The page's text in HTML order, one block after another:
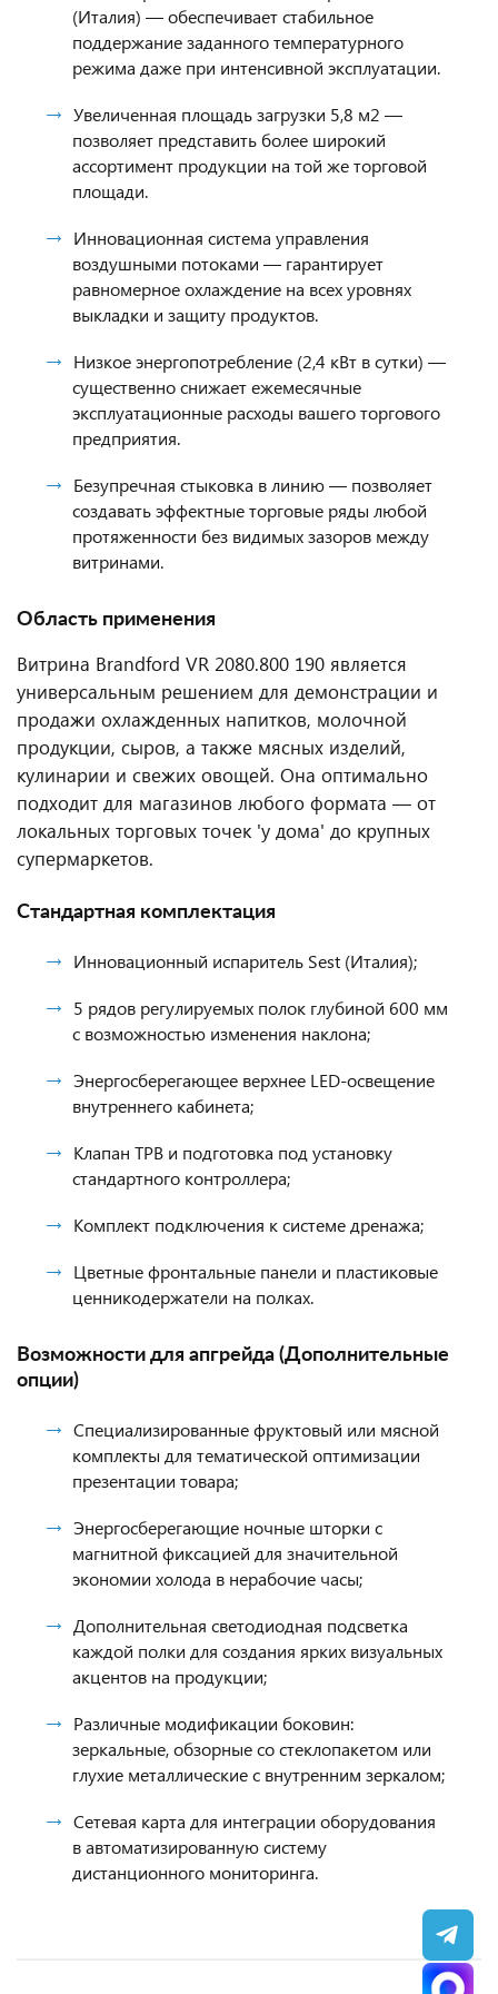
(Италия) — обеспечивает стабильное
поддержание заданного температурного
режима даже при интенсивной эксплуатации.
Увеличенная площадь загрузки 5,8 м2 —
позволяет представить более широкий
ассортимент продукции на той же торговой
площади.
Инновационная система управления
воздушными потоками — гарантирует
равномерное охлаждение на всех уровнях
выкладки и защиту продуктов.
Низкое энергопотребление (2,4 кВт в сутки) —
существенно снижает ежемесячные
эксплуатационные расходы вашего торгового
предприятия.
Безупречная стыковка в линию — позволяет
создавать эффектные торговые ряды любой
протяженности без видимых зазоров между
витринами.
Область применения
Витрина Brandford VR 2080.800 190 является
универсальным решением для демонстрации и
продажи охлажденных напитков, молочной
продукции, сыров, а также мясных изделий,
кулинарии и свежих овощей. Она оптимально
подходит для магазинов любого формата — от
локальных торговых точек 'у дома' до крупных
супермаркетов.
Стандартная комплектация
Инновационный испаритель Sest (Италия);
5 рядов регулируемых полок глубиной 600 мм
с возможностью изменения наклона;
Энергосберегающее верхнее LED-освещение
внутреннего кабинета;
Клапан ТРВ и подготовка под установку
стандартного контроллера;
Комплект подключения к системе дренажа;
Цветные фронтальные панели и пластиковые
ценникодержатели на полках.
Возможности для апгрейда (Дополнительные
опции)
Специализированные фруктовый или мясной
комплекты для тематической оптимизации
презентации товара;
Энергосберегающие ночные шторки с
магнитной фиксацией для значительной
экономии холода в нерабочие часы;
Дополнительная светодиодная подсветка
каждой полки для создания ярких визуальных
акцентов на продукции;
Различные модификации боковин:
зеркальные, обзорные со стеклопакетом или
глухие металлические с внутренним зеркалом;
Сетевая карта для интеграции оборудования
в автоматизированную систему
дистанционного мониторинга.